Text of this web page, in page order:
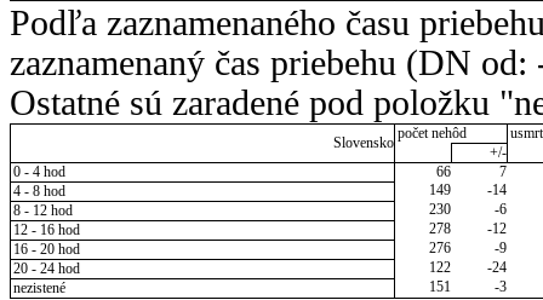
Podľa zaznamenaného času
zaznamenaný čas priebehu (DN
Ostatné sú zaradené pod položku
Slovensko
počet nehôd
+/-
0 - 4 hod
66
7
4 - 8 hod
149
-14
8 - 12 hod
230
-6
12 - 16 hod
278
-12
16 - 20 hod
276
-9
20 - 24 hod
122
-24
nezistené
151 -3